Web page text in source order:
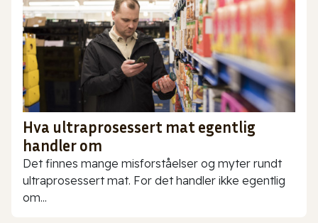
Hva ultraprosessert mat egentlig
handler om
Det finnes mange misforståelser og myter rundt
ultraprosessert mat. For det handler ikke egentlig
om...